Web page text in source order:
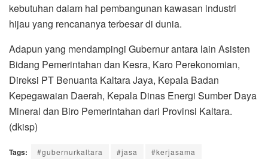
kebutuhan dalam hal pembangunan kawasan industri
hijau yang rencananya terbesar di dunia.
Adapun yang mendampingi Gubernur antara lain Asisten
Bidang Pemerintahan dan Kesra, Karo Perekonomian,
Direksi PT Benuanta Kaltara Jaya, Kepala Badan
Kepegawaian Daerah, Kepala Dinas Energi Sumber Daya
Mineral dan Biro Pemerintahan dari Provinsi Kaltara.
(dkisp)
Tags: #gubernurkaltara #jasa
#kerjasama